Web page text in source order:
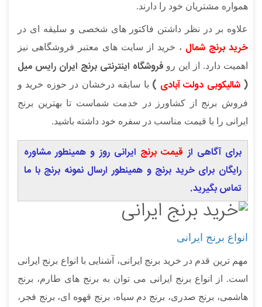
همواره مشتریان خود را دارند.
علاوه بر در نظر داشتن فاکتور های شخصی و سلیقه ای در
خرید برنج شمال ، خرید از سایت های معتبر فروشگاهی نیز
اهمیت دارد. از این رو فروشگاه اینترنتی برنج ایران رایس میل
(شالیکوبی دولت آبادی ) با سابقه درخشان در حوزه خرید و
فروش برنج از کشاورز در خدمت شماست تا بهترین برنج
ایرانی را با قیمت مناسب در سفره خود داشته باشید.
برای آگاهی از قیمت برنج ایرانی روز و همینطور مشاوره
رایگان برای خرید برنج و همینطور ارسال نمونه برنج با ما
تماس بگیرید.
انواع برنج ایرانی
مهم ترین قدم در خرید برنج ایرانی، آشنایی با انواع برنج ایرانی
است. از انواع برنج ایرانی می توان به برنج های طارم، برنج
هاشمی، برنج صدری، برنج دم سیاه، برنج قهوه ای، برنج فجر،